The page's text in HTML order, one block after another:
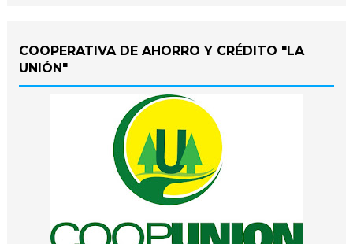
COOPERATIVA DE AHORRO Y CRÉDITO "LA
UNIÓN"